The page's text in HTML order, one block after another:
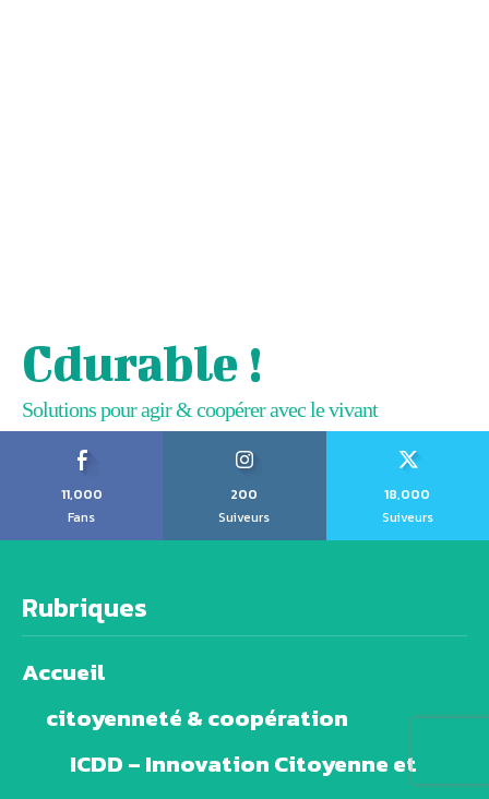
Cdurable !
Solutions pour agir & coopérer avec le vivant
11,000
Fans
200
Suiveurs
18,000
Suiveurs
Rubriques
Accueil
citoyenneté & coopération
ICDD – Innovation Citoyenne et